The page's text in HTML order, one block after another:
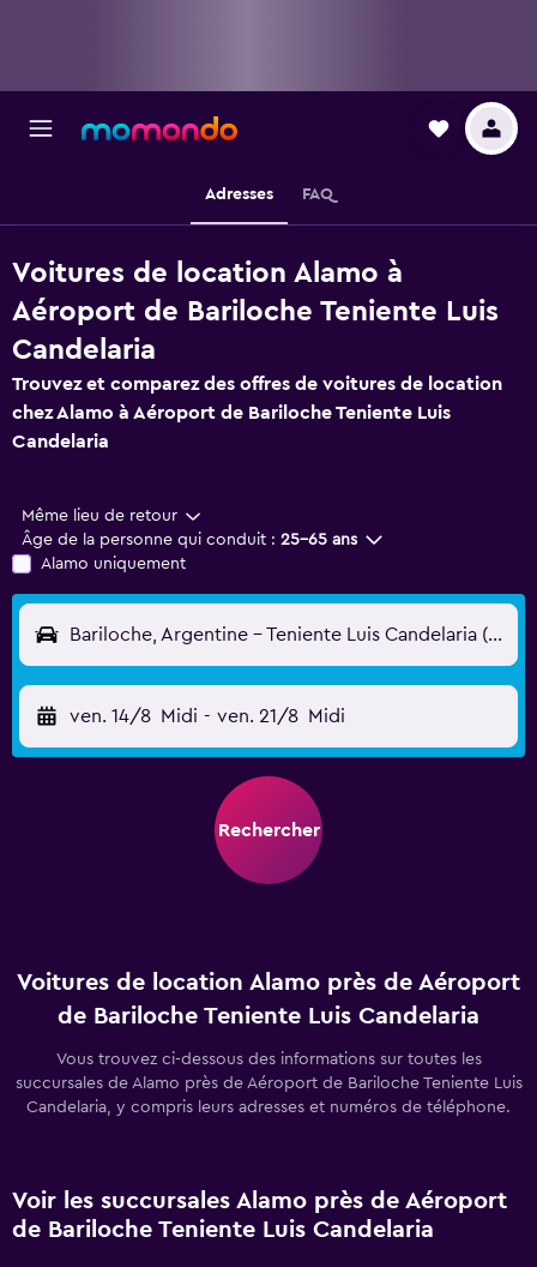
Adresses FAQ
Voitures de location Alamo à
Aéroport de Bariloche Teniente Luis
Candelaria
Trouvez et comparez des offres de voitures de location
chez Alamo à Aéroport de Bariloche Teniente Luis
Candelaria
Même lieu de retour
Âge de la personne qui conduit : 25-65 ans
Alamo uniquement
Bariloche, Argentine - Teniente Luis Candelaria (BRC)
ven. 14/8 Midi - ven. 21/8 Midi
Rechercher
Voitures de location Alamo près de Aéroport
de Bariloche Teniente Luis Candelaria
Vous trouvez ci-dessous des informations sur toutes les
succursales de Alamo près de Aéroport de Bariloche Teniente Luis
Candelaria, y compris leurs adresses et numéros de téléphone.
Voir les succursales Alamo près de Aéroport
de Bariloche Teniente Luis Candelaria